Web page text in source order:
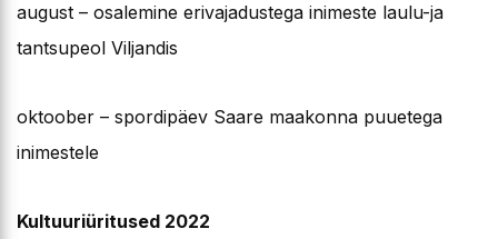
august – osalemine erivajadustega inimeste laulu-ja
tantsupeol Viljandis
oktoober – spordipäev Saare maakonna puuetega
inimestele
Kultuuriüritused 2022